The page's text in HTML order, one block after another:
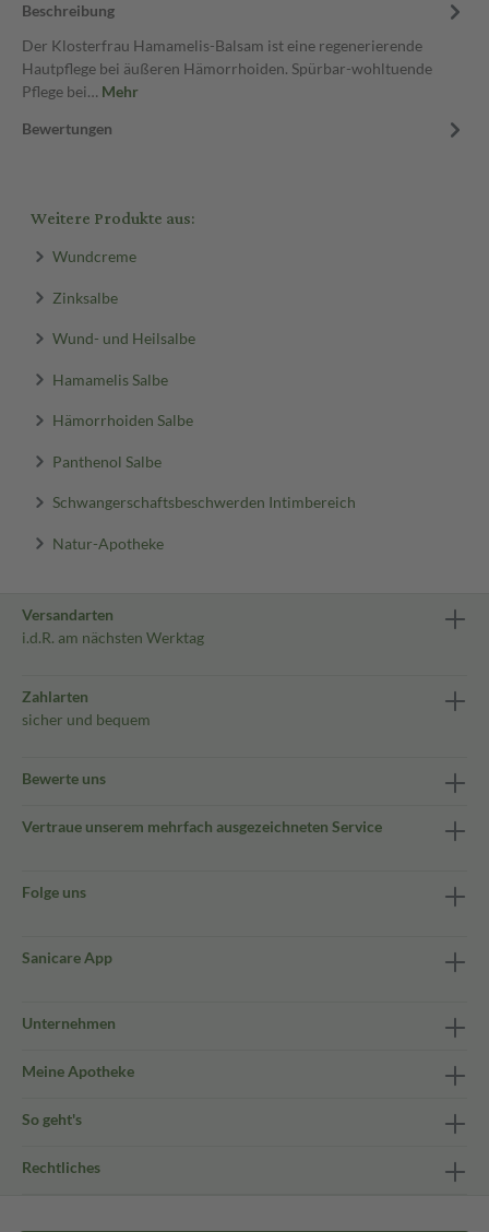
Beschreibung
Der Klosterfrau Hamamelis-Balsam ist eine regenerierende
Hautpflege bei äußeren Hämorrhoiden. Spürbar-wohltuende
Pflege bei… Mehr
Bewertungen
Weitere Produkte aus:
Wundcreme
Zinksalbe
Wund- und Heilsalbe
Hamamelis Salbe
Hämorrhoiden Salbe
Panthenol Salbe
Schwangerschaftsbeschwerden Intimbereich
Natur-Apotheke
Versandarten
i.d.R. am nächsten Werktag
Zahlarten
sicher und bequem
Bewerte uns
Vertraue unserem mehrfach ausgezeichneten Service
Folge uns
Sanicare App
Unternehmen
Meine Apotheke
So geht's
Rechtliches